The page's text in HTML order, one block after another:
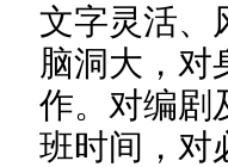
文字灵活、
脑洞大，对
作。对编剧
班时间，对